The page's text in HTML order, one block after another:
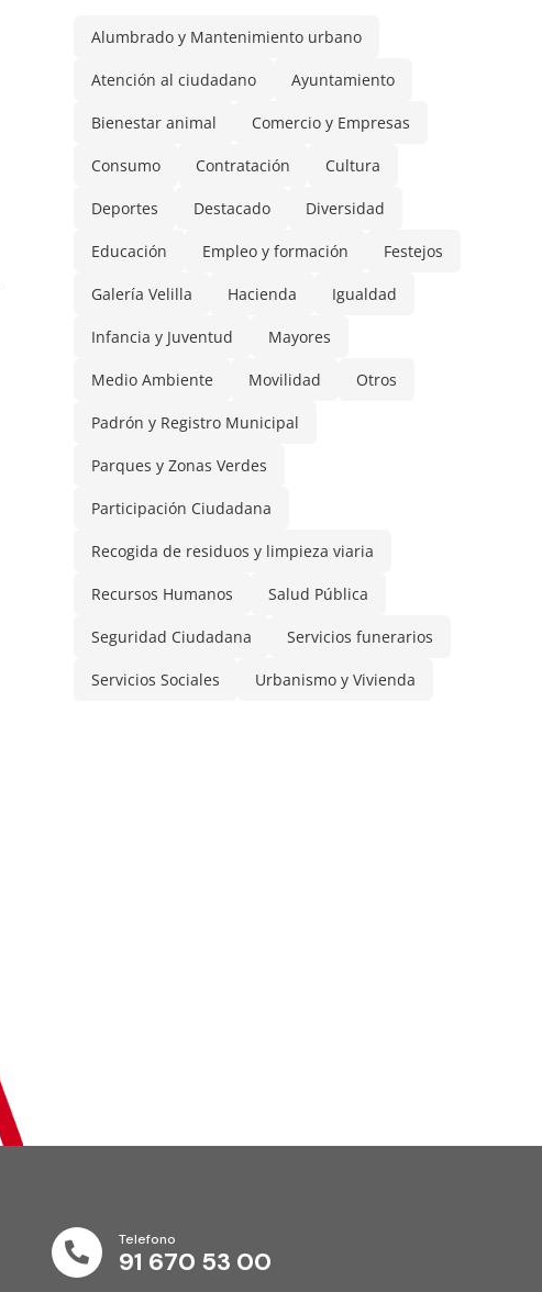
Alumbrado y Mantenimiento urbano
Atención al ciudadano Ayuntamiento
Bienestar animal Comercio y Empresas
Consumo Contratación Cultura
Deportes Destacado Diversidad
Educación Empleo y formación Festejos
Galería Velilla Hacienda Igualdad
Infancia y Juventud Mayores
Medio Ambiente Movilidad Otros
Padrón y Registro Municipal
Parques y Zonas Verdes
Participación Ciudadana
Recogida de residuos y limpieza viaria
Recursos Humanos Salud Pública
Seguridad Ciudadana Servicios funerarios
Servicios Sociales Urbanismo y Vivienda

Telefono
91 670 53 00